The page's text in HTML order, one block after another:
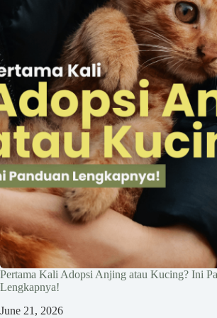
Pertama Kali Adopsi Anjing atau Kucing? Ini
Lengkapnya!
June 21, 2026